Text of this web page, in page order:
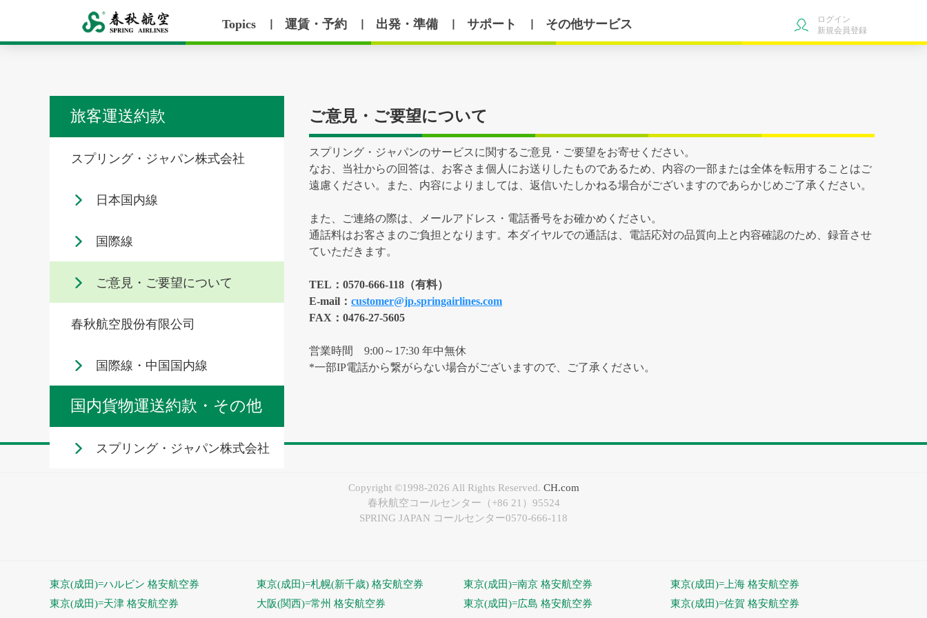
Topics 運賃・予約 出発・準備 サポート その他サービス
ログイン
新規会員登録
旅客運送約款
スプリング・ジャパン株式会社
日本国内線
国際線
ご意見・ご要望について
春秋航空股份有限公司
国際線・中国国内線
国内貨物運送約款・その他
スプリング・ジャパン株式会社
ご意見・ご要望について
スプリング・ジャパンのサービスに関するご意見・ご要望をお寄せください。
なお、当社からの回答は、お客さま個人にお送りしたものであるため、内容の一部または全体を転用することはご
遠慮ください。また、内容によりましては、返信いたしかねる場合がございますのであらかじめご了承ください。
また、ご連絡の際は、メールアドレス・電話番号をお確かめください。
通話料はお客さまのご負担となります。本ダイヤルでの通話は、電話応対の品質向上と内容確認のため、録音させ
ていただきます。
TEL：0570-666-118（有料）
E-mail： customer@jp.springairlines.com
FAX：0476-27-5605
営業時間 9:00～17:30 年中無休
*一部IP電話から繋がらない場合がございますので、ご了承ください。
Copyright ©1998-2026 All Rights Reserved. CH.com
春秋航空コールセンター（+86 21）95524
SPRING JAPAN コールセンター0570-666-118
東京(成田)=ハルビン 格安航空券 東京(成田)=札幌(新千歳) 格安航空券 東京(成田)=南京 格安航空券
東京(成田)=上海 格安航空券
東京(成田)=天津 格安航空券
大阪(関西)=常州 格安航空券 東京(成田)=広島 格安航空券 東京(成田)=佐賀 格安航空券